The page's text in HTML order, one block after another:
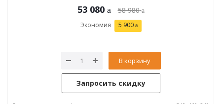
53 080 58 980
Экономия 5 900
В корзину
Запросить скидку